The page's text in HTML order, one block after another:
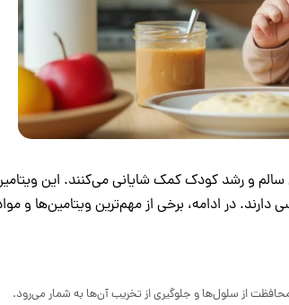
سالم و رشد کودک کمک شایانی می‌کنند. این
در ادامه، برخی از مهم‌ترین ویتامین‌ها و
از سلول‌ها و جلوگیری از تخریب آن‌ها به شمار می‌رود.